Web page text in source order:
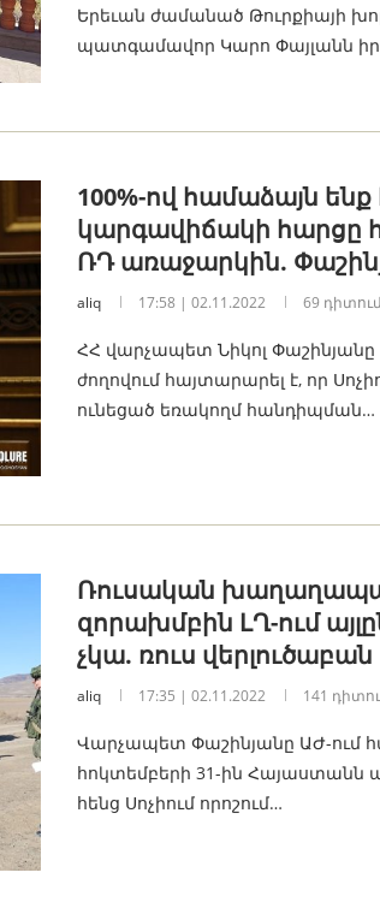
Երեւան ժամանած Թուրքիայի
պատգամավոր Կարո Փայլանն
100%-ով համաձայն ենք
կարգավիճակի հարցը
ՌԴ առաջարկին.
aliq 17:58 | 02.11.2022 69
ՀՀ վարչապետ Նիկոլ Փաշինյանը
ժողովում հայտարարել է, որ
ունեցած եռակողմ հանդիպման…
Ռուսական
զորախմբին ԼՂ-ում
չկա. ռուս վերլուծաբան
aliq 17:35 | 02.11.2022 141
Վարչապետ Փաշինյանը ԱԺ-ում
հոկտեմբերի 31-ին Հայաստանն
հենց Սոչիում որոշում…